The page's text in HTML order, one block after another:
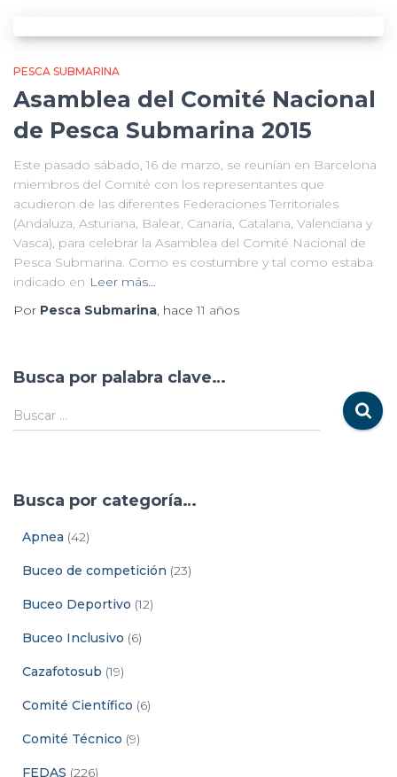
PESCA SUBMARINA
Asamblea del Comité Nacional
de Pesca Submarina 2015
Este pasado sábado, 16 de marzo, se reunían en Barcelona
miembros del Comité con los representantes que
acudieron de las diferentes Federaciones Territoriales
(Andaluza, Asturiana, Balear, Canaria, Catalana, Valenciana y
Vasca), para celebrar la Asamblea del Comité Nacional de
Pesca Submarina. Como es costumbre y tal como estaba
indicado en Leer más…
Por Pesca Submarina , hace11 años
Busca por palabra clave…
Buscar …
Busca por categoría…
Apnea (42)
Buceo de competición (23)
Buceo Deportivo (12)
Buceo Inclusivo (6)
Cazafotosub (19)
Comité Científico (6)
Comité Técnico (9)
FEDAS (226)